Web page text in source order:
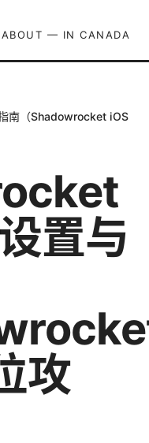
ABOUT — IN CANADA
南（Shadowrocket iOS
置与
攻